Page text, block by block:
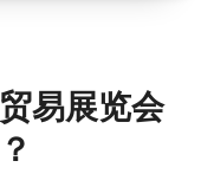
易展览会